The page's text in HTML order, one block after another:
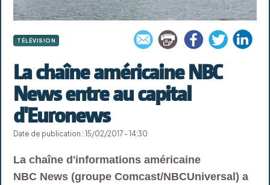
TÉLÉVISION
La chaîne américaine NBC
News entre au capital
d'Euronews
Date de publication : 15/02/2017 - 14:30
La chaîne d'informations américaine
NBC News (groupe Comcast/NBCUniversal) a